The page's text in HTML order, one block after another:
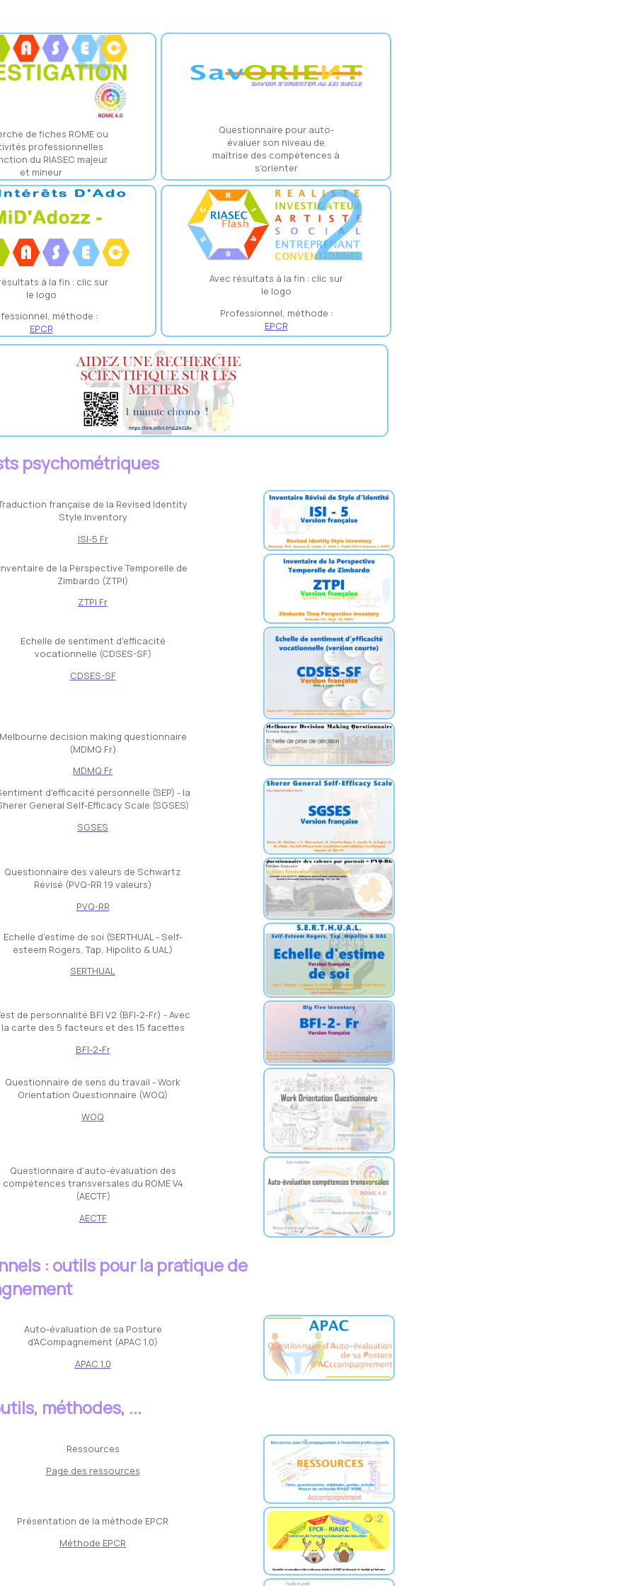
de fiches ROME ou
professionnelles
du RIASEC majeur
et mineur
Questionnaire pour auto-
évaluer son niveau de
maîtrise des compétences à
s'orienter
à la fin : clic sur
le logo
méthode :
EPCR
Avec résultats à la fin : clic sur
le logo
Professionnel, méthode :
EPCR
psychométriques
française de la Revised Identity
Style Inventory
ISI-5 Fr
Inventaire de la Perspective Temporelle de
Zimbardo (ZTPI)
ZTPI Fr
Echelle de sentiment d'efficacité
vocationnelle (CDSES-SF)
CDSES-SF
Melbourne decision making questionnaire
(MDMQ Fr)
MDMQ Fr
d'efficacité personnelle (SEP) - la
General Self-Efficacy Scale (SGSES)
SGSES
Questionnaire des valeurs de Schwartz
Révisé (PVQ-RR 19 valeurs)
PVQ-RR
Echelle d'estime de soi (SERTHUAL - Self-
esteem Rogers, Tap, Hipolito & UAL)
SERTHUAL
de personnalité BFI V2 (BFI-2-Fr) - Avec
la carte des 5 facteurs et des 15 facettes
BFI-2-Fr
Questionnaire de sens du travail - Work
Orientation Questionnaire (WOQ)
WOQ
Questionnaire d'auto-évaluation des
compétences transversales du ROME V4
(AECTF)
AECTF
: outils pour la pratique de
Auto-évaluation de sa Posture
d'ACompagnement (APAC 1.0)
APAC 1.0
méthodes, ...
Ressources
Page des ressources
Présentation de la méthode EPCR
Méthode EPCR